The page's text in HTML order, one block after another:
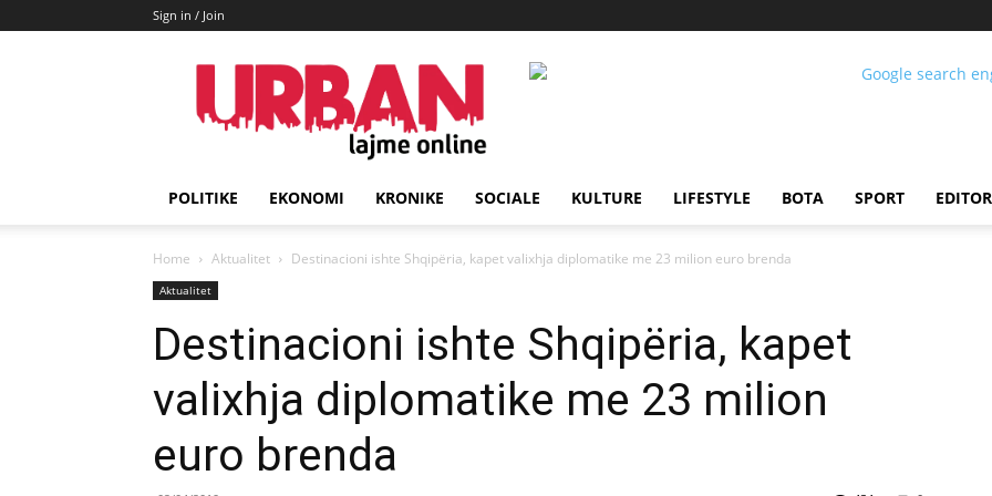
Sign in / Join
URBAN
Lajme
POLITIKE EKONOMI KRONIKE SOCIALE KULTURE LIFESTYLE BOTA SPORT
Home Aktualitet Destinacioni ishte Shqipëria, kapet valixhja diplomatike me 23 milion euro brenda
Aktualitet
Destinacioni ishte Shqipëria, kapet
valixhja diplomatike me 23 milion
euro brenda